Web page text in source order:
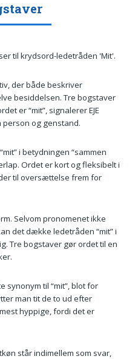
til krydsord-ledetråden 'Mit'.
der både beskriver
besiddelsen. Tre bogstaver
er “mit”, signalerer EJE
og genstand.
i betydningen “sammen
Ordet er kort og fleksibelt i
til oversættelse frem for
Selvom pronomenet ikke
det dække ledetråden “mit” i
Tre bogstaver gør ordet til en
synonym til “mit”, blot for
man tit de to ud efter
hyppige, fordi det er
står indimellem som svar,